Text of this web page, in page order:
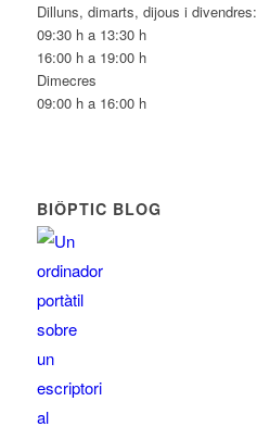
Dilluns, dimarts, dijous i divendres:
09:30 h a 13:30 h
16:00 h a 19:00 h
Dimecres
09:00 h a 16:00 h
BIÔPTIC BLOG